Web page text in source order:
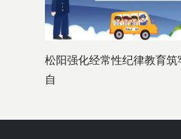
松阳强化经常性纪律教育筑
自